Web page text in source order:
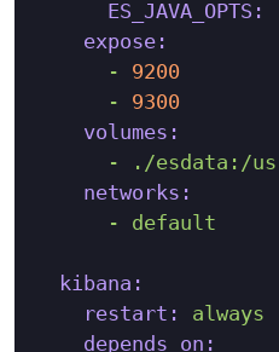
ES_JAVA_OPTS:
expose:
-
9200
-
9300
volumes:
-
./esdata:/
networks:
-
default
kibana:
restart:
always
depends_on: